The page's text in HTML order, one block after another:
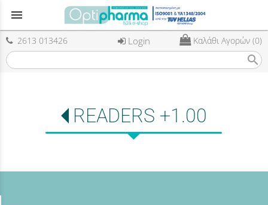
menu
2613 013426 Login Καλάθι Αγορών (0)
search
READERS +1.00